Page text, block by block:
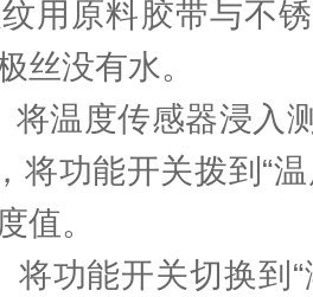
用原料胶带与不
丝没有水。
度传感器浸入测
将功能开关拨到“
值。
能开关切换到“